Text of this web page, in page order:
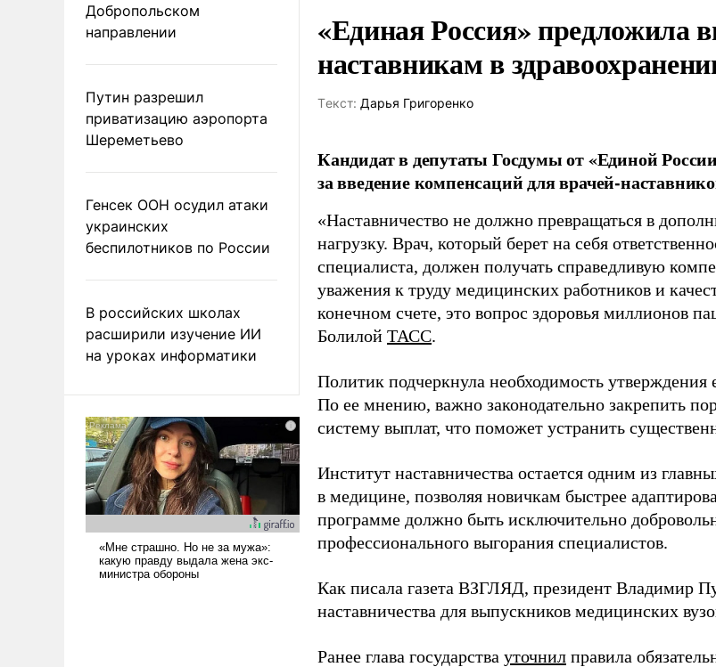
Добропольском
направлении
Путин разрешил
приватизацию аэропорта
Шереметьево
Генсек ООН осудил атаки
украинских
беспилотников по России
В российских школах
расширили изучение ИИ
на уроках информатики
«Единая Россия» предложила
наставникам в
Tекст: Дарья Григоренко
Кандидат в депутаты Госдумы от «Единой
за введение компенсаций для врачей-
«Наставничество не должно превращаться в
нагрузку. Врач, который берет на себя
специалиста, должен получать справедливую
уважения к труду медицинских работников и
конечном счете, это вопрос здоровья миллионов
Болилой ТАСС.
Политик подчеркнула необходимость
По ее мнению, важно законодательно закрепить
систему выплат, что поможет устранить
Институт наставничества остается одним из
в медицине, позволяя новичкам быстрее
программе должно быть исключительно
профессионального выгорания специалистов.
Как писала газета ВЗГЛЯД, президент Владимир
наставничества для выпускников медицинских
Ранее глава государства уточнил правила